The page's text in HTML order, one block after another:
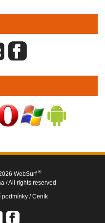
WebSurf ®
/ All rights reserved
podmínky /Ceník